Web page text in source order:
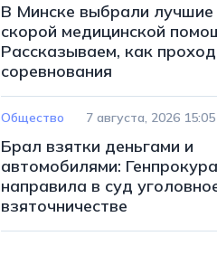
В Минске выбрали
скорой медицинской
Рассказываем, как
соревнования
Общество 7 августа, 2026 15:05
Брал взятки деньгами и
автомобилями:
направила в суд
взяточничестве